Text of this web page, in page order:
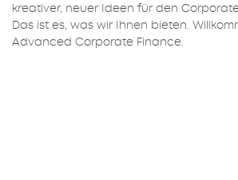
kreativer, neuer Ideen für den
Das ist es, was wir Ihnen bieten.
Advanced Corporate Finance.